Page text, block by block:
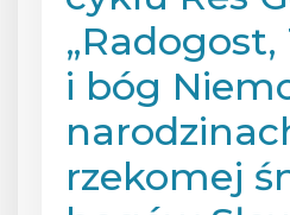
„Radogost,
i bóg
rzekomej